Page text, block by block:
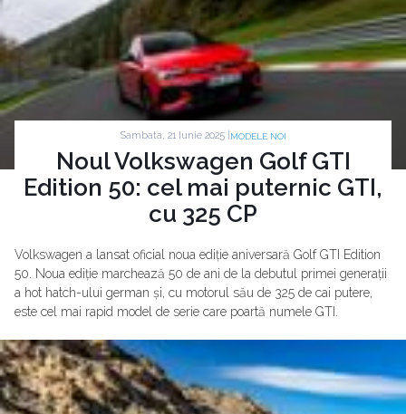
Sambata, 21 Iunie 2025 | MODELE NOI
Noul Volkswagen Golf GTI
Edition 50: cel mai puternic GTI,
cu 325 CP
Volkswagen a lansat oficial noua ediție aniversară Golf GTI Edition
50. Noua ediție marchează 50 de ani de la debutul primei generații
a hot hatch-ului german și, cu motorul său de 325 de cai putere,
este cel mai rapid model de serie care poartă numele GTI.